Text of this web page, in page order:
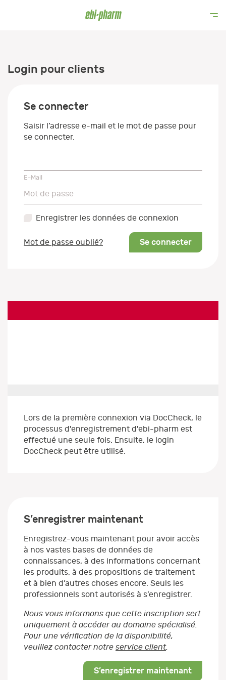
Login pour clients
Se connecter
Saisir l’adresse e-mail et le mot de passe pour
se connecter.
E-Mail
Mot de passe
Mot de passe
Enregistrer les données de connexion
Mot de passe oublié? Se connecter
Lors de la première connexion via DocCheck, le
processus d'enregistrement d'ebi-pharm est
effectué une seule fois. Ensuite, le login
DocCheck peut être utilisé.
S’enregistrer maintenant
Enregistrez-vous maintenant pour avoir accès
à nos vastes bases de données de
connaissances, à des informations concernant
les produits, à des propositions de traitement
et à bien d’autres choses encore. Seuls les
professionnels sont autorisés à s’enregistrer.
Nous vous informons que cette inscription sert
uniquement à accéder au domaine spécialisé.
Pour une vérification de la disponibilité,
veuillez contacter notre service client.
S’enregistrer maintenant